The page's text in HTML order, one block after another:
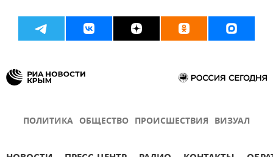
ПОЛИТИКА ОБЩЕСТВО ПРОИСШЕСТВИЯ ВИЗУАЛ